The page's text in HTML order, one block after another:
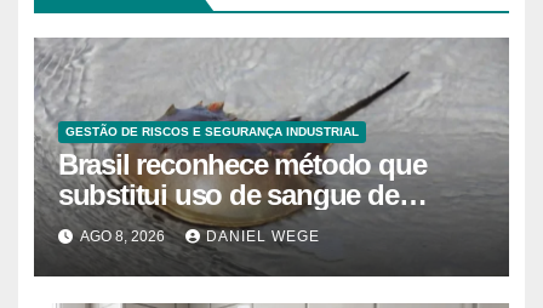
GESTÃO DE RISCOS E SEGURANÇA INDUSTRIAL
Brasil reconhece método que
substitui uso de sangue de
caranguejo-ferradura em testes
farmacêuticos
AGO 8, 2026 DANIEL WEGE